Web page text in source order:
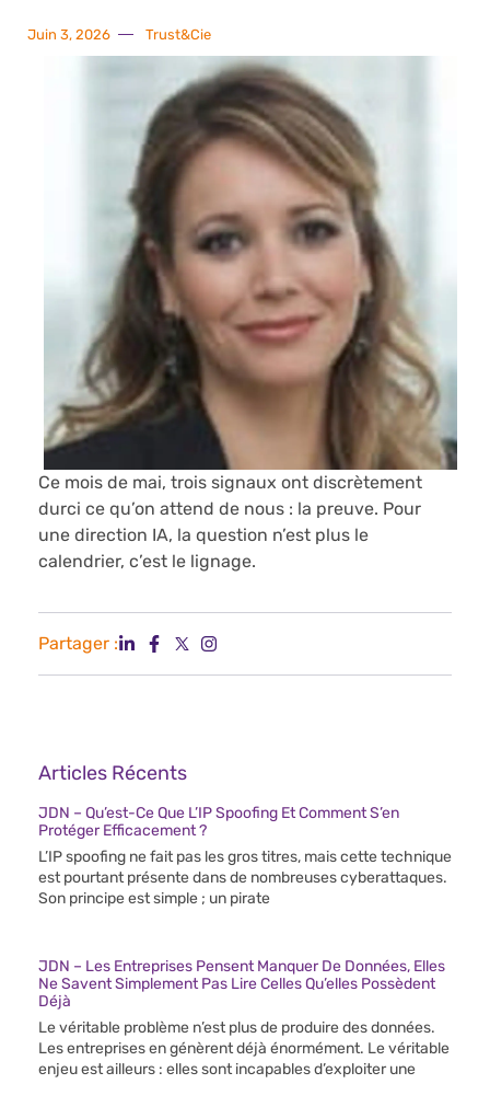
Juin 3, 2026 Trust&Cie
Ce mois de mai, trois signaux ont discrètement
durci ce qu’on attend de nous : la preuve. Pour
une direction IA, la question n’est plus le
calendrier, c’est le lignage.
Partager :
Articles Récents
JDN – Qu’est-Ce Que L’IP Spoofing Et Comment S’en
Protéger Efficacement ?
L’IP spoofing ne fait pas les gros titres, mais cette technique
est pourtant présente dans de nombreuses cyberattaques.
Son principe est simple ; un pirate
JDN – Les Entreprises Pensent Manquer De Données, Elles
Ne Savent Simplement Pas Lire Celles Qu’elles Possèdent
Déjà
Le véritable problème n’est plus de produire des données.
Les entreprises en génèrent déjà énormément. Le véritable
enjeu est ailleurs : elles sont incapables d’exploiter une